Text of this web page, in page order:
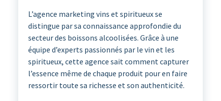
L’agence marketing vins et spiritueux se
distingue par sa connaissance approfondie du
secteur des boissons alcoolisées. Grâce à une
équipe d’experts passionnés par le vin et les
spiritueux, cette agence sait comment capturer
l’essence même de chaque produit pour en faire
ressortir toute sa richesse et son authenticité.